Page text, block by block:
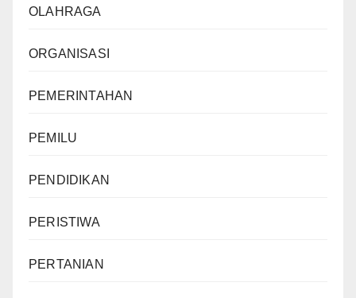
OLAHRAGA
ORGANISASI
PEMERINTAHAN
PEMILU
PENDIDIKAN
PERISTIWA
PERTANIAN